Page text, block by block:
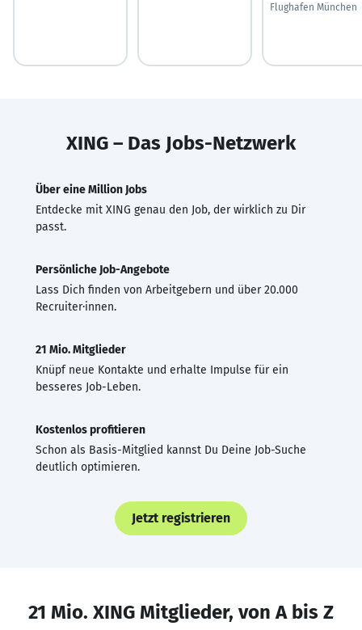
Flughafen München
XING – Das Jobs-Netzwerk
Über eine Million Jobs
Entdecke mit XING genau den Job, der wirklich zu Dir
passt.
Persönliche Job-Angebote
Lass Dich finden von Arbeitgebern und über 20.000
Recruiter·innen.
21 Mio. Mitglieder
Knüpf neue Kontakte und erhalte Impulse für ein
besseres Job-Leben.
Kostenlos profitieren
Schon als Basis-Mitglied kannst Du Deine Job-Suche
deutlich optimieren.
Jetzt registrieren
21 Mio. XING Mitglieder, von A bis Z